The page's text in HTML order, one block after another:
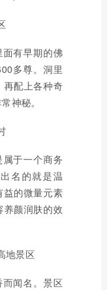
有早期的佛
多尊。洞里
再配上各种奇
神秘。
于一个商务
名的就是温
益的微量元素
颜润肤的效
地景区
闻名。景区